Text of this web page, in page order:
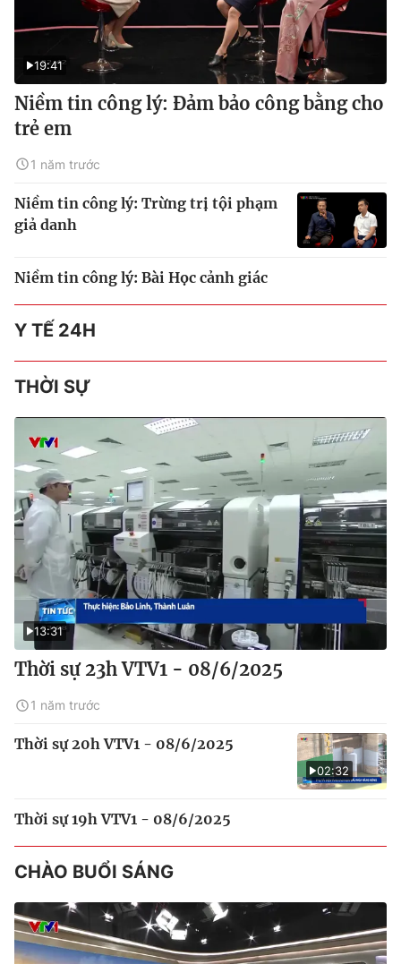
19:41
Niềm tin công lý: Đảm bảo công bằng cho
trẻ em
1 năm trước
Niềm tin công lý: Trừng trị tội phạm
giả danh
Niềm tin công lý: Bài Học cảnh giác
Y TẾ 24H
THỜI SỰ
13:31
Thời sự 23h VTV1 - 08/6/2025
1 năm trước
02:32
Thời sự 20h VTV1 - 08/6/2025
Thời sự 19h VTV1 - 08/6/2025
CHÀO BUỔI SÁNG